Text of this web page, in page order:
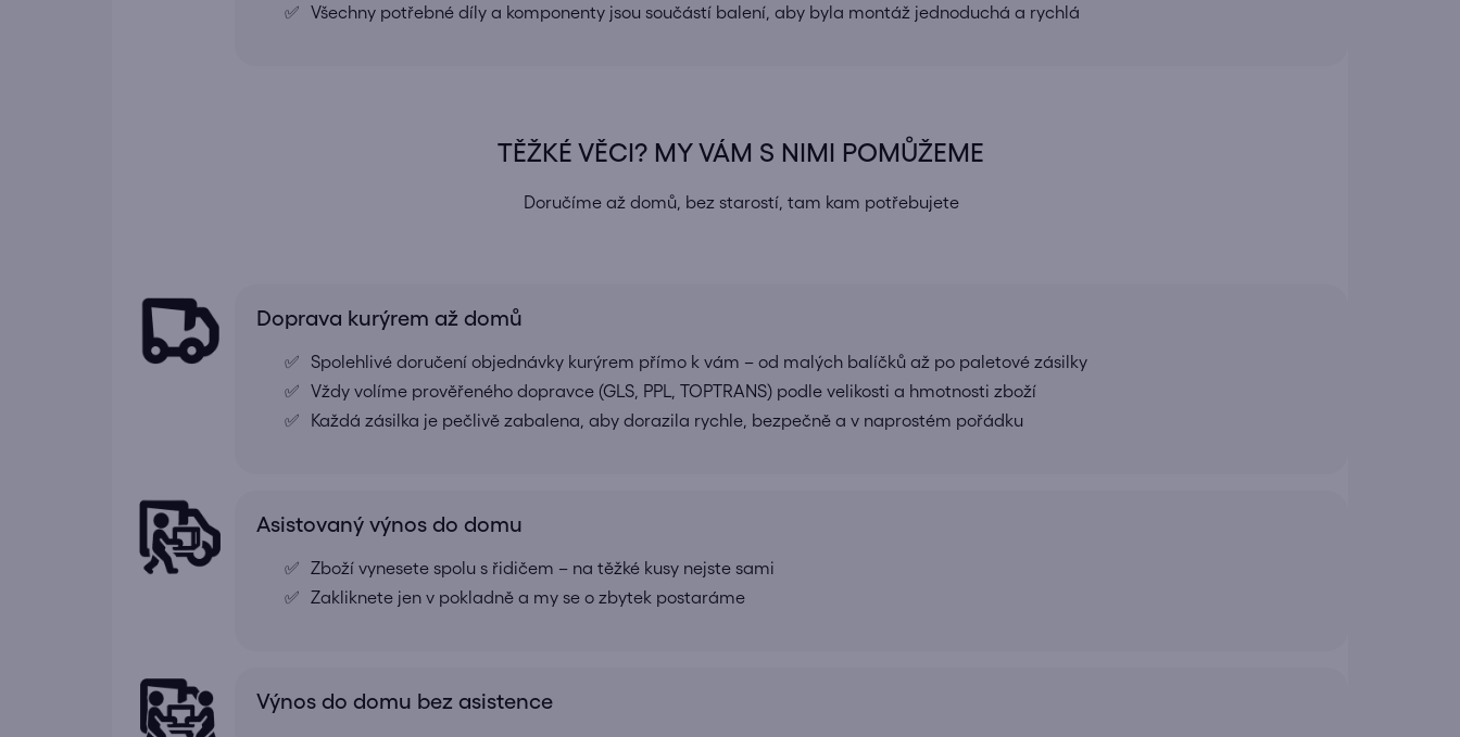
Všechny potřebné díly a komponenty jsou součástí balení, aby byla montáž jednoduchá a rychlá
TĚŽKÉ VĚCI? MY VÁM S NIMI POMŮŽEME
Doručíme až domů, bez starostí, tam kam potřebujete
Doprava kurýrem až domů
Spolehlivé doručení objednávky kurýrem přímo k vám – od malých balíčků až po paletové zásilky
Vždy volíme prověřeného dopravce (GLS, PPL, TOPTRANS) podle velikosti a hmotnosti zboží
Každá zásilka je pečlivě zabalena, aby dorazila rychle, bezpečně a v naprostém pořádku
Asistovaný výnos do domu
Zboží vynesete spolu s řidičem – na těžké kusy nejste sami
Zakliknete jen v pokladně a my se o zbytek postaráme
Výnos do domu bez asistence